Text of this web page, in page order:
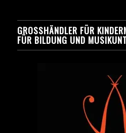
GROSSHÄNDLER FÜR
ÜR BILDUNG UND